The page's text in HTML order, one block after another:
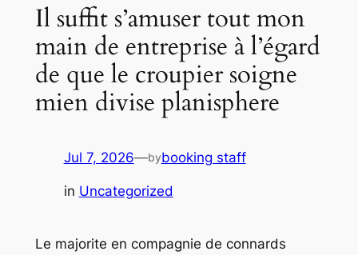
Il suffit s’amuser tout mon
main de entreprise à l’égard
de que le croupier soigne
mien divise planisphere
Jul 7, 2026—bybooking staff
in Uncategorized
Le majorite en compagnie de connards